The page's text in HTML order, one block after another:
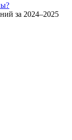
за 2024–2025